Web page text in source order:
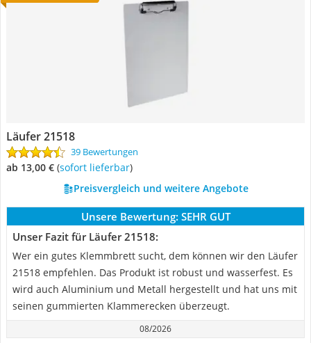
Läufer 21518
39 Bewertungen
ab 13,00 € ( Sofort lieferbar)
Preisvergleich und weitere Angebote
Unsere Bewertung: SEHR GUT
Unser Fazit für Läufer 21518:
Wer ein gutes Klemmbrett sucht, dem können wir den Läufer
21518 empfehlen. Das Produkt ist robust und wasserfest. Es
wird auch Aluminium und Metall hergestellt und hat uns mit
seinen gummierten Klammerecken überzeugt.
08/2026